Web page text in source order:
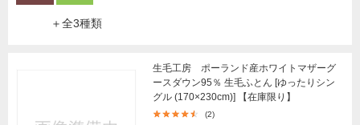
＋全3種類
生毛工房 ポーランド産ホワイトマザーグ
ースダウン95％ 生毛ふとん [ゆったりシン
グル (170×230cm)] 【在庫限り】
(2)